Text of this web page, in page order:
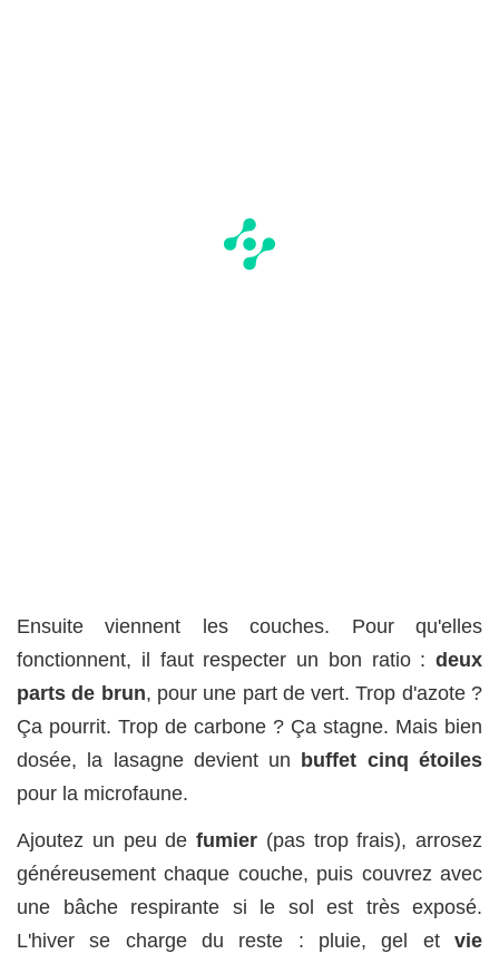
Ensuite viennent les couches. Pour qu'elles
fonctionnent, il faut respecter un bon ratio : deux
parts de brun, pour une part de vert. Trop d'azote ?
Ça pourrit. Trop de carbone ? Ça stagne. Mais bien
dosée, la lasagne devient un buffet cinq étoiles
pour la microfaune.
Ajoutez un peu de fumier (pas trop frais), arrosez
généreusement chaque couche, puis couvrez avec
une bâche respirante si le sol est très exposé.
L'hiver se charge du reste : pluie, gel et vie